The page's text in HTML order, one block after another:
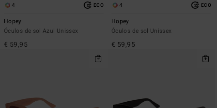
4 ECO
Hopey
Óculos de sol Azul Unissex
€ 59,95
4 ECO
Hopey
Óculos de sol Unissex
€ 59,95